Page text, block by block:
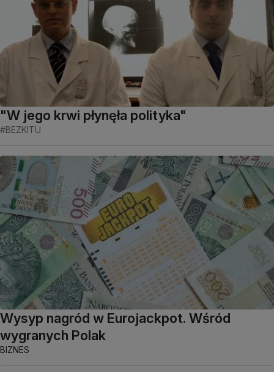
"W jego krwi płynęła polityka"
#BEZKITU
Wysyp nagród w Eurojackpot. Wśród
wygranych Polak
BIZNES